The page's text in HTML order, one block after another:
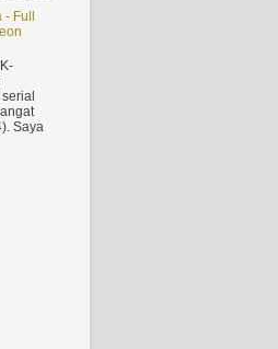
Full
Saya